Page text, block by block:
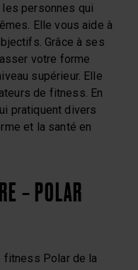
personnes qui
Elle vous aide à
Grâce à ses
votre forme
supérieur. Elle
de fitness. En
pratiquent divers
et la santé en
– POLAR
fitness Polar de la